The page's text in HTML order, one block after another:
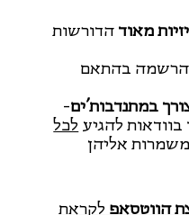
מאוד הדורשות
הרשמה בהתאם
במתנדבות'ים-
להגיע לכל
אליהן
הווטסאפ לקראת